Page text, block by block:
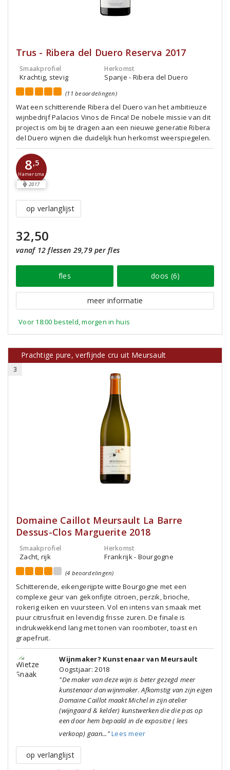
Trus - Ribera del Duero Reserva 2017
Smaakprofiel
Krachtig, stevig
Herkomst
Spanje - Ribera del Duero
(11 beoordelingen)
Wat een schitterende Ribera del Duero van het ambitieuze
wijnbedrijf Palacios Vinos de Finca! De nobele missie van dit
project is om bij te dragen aan een nieuwe generatie Ribera
del Duero wijnen die duidelijk hun herkomst weerspiegelen.
8,5
Hamersma
2017
op verlanglijst
32,50
vanaf 12 flessen 29,79 per fles
fles doos (6)
meer informatie
Voor 18:00 besteld, morgen in huis
Prachtige pure, verfijnde cru uit Meursault
3
Domaine Caillot Meursault La Barre
Dessus-Clos Marguerite 2018
Smaakprofiel
Zacht, rijk
Herkomst
Frankrijk - Bourgogne
(4 beoordelingen)
Schitterende, eikengerijpte witte Bourgogne met een
complexe geur van gekonfijte citroen, perzik, brioche,
rokerig eiken en vuursteen. Vol en intens van smaak met
puur citrusfruit en levendig frisse zuren. De finale is
indrukwekkend lang met tonen van roomboter, toast en
grapefruit.
Wijnmaker? Kunstenaar van Meursault
Oogstjaar: 2018
"De maker van deze wijn is beter gezegd meer
kunstenaar dan wijnmaker. Afkomstig van zijn eigen
Domaine Caillot maakt Michel in zijn atelier
(wijngaard & kelder) kunstwerken die die pas op
een door hem bepaald in de expositie ( lees
verkoop) gaan..."Lees meer
op verlanglijst